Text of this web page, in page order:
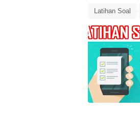
Latihan Soal
Latihan Soal